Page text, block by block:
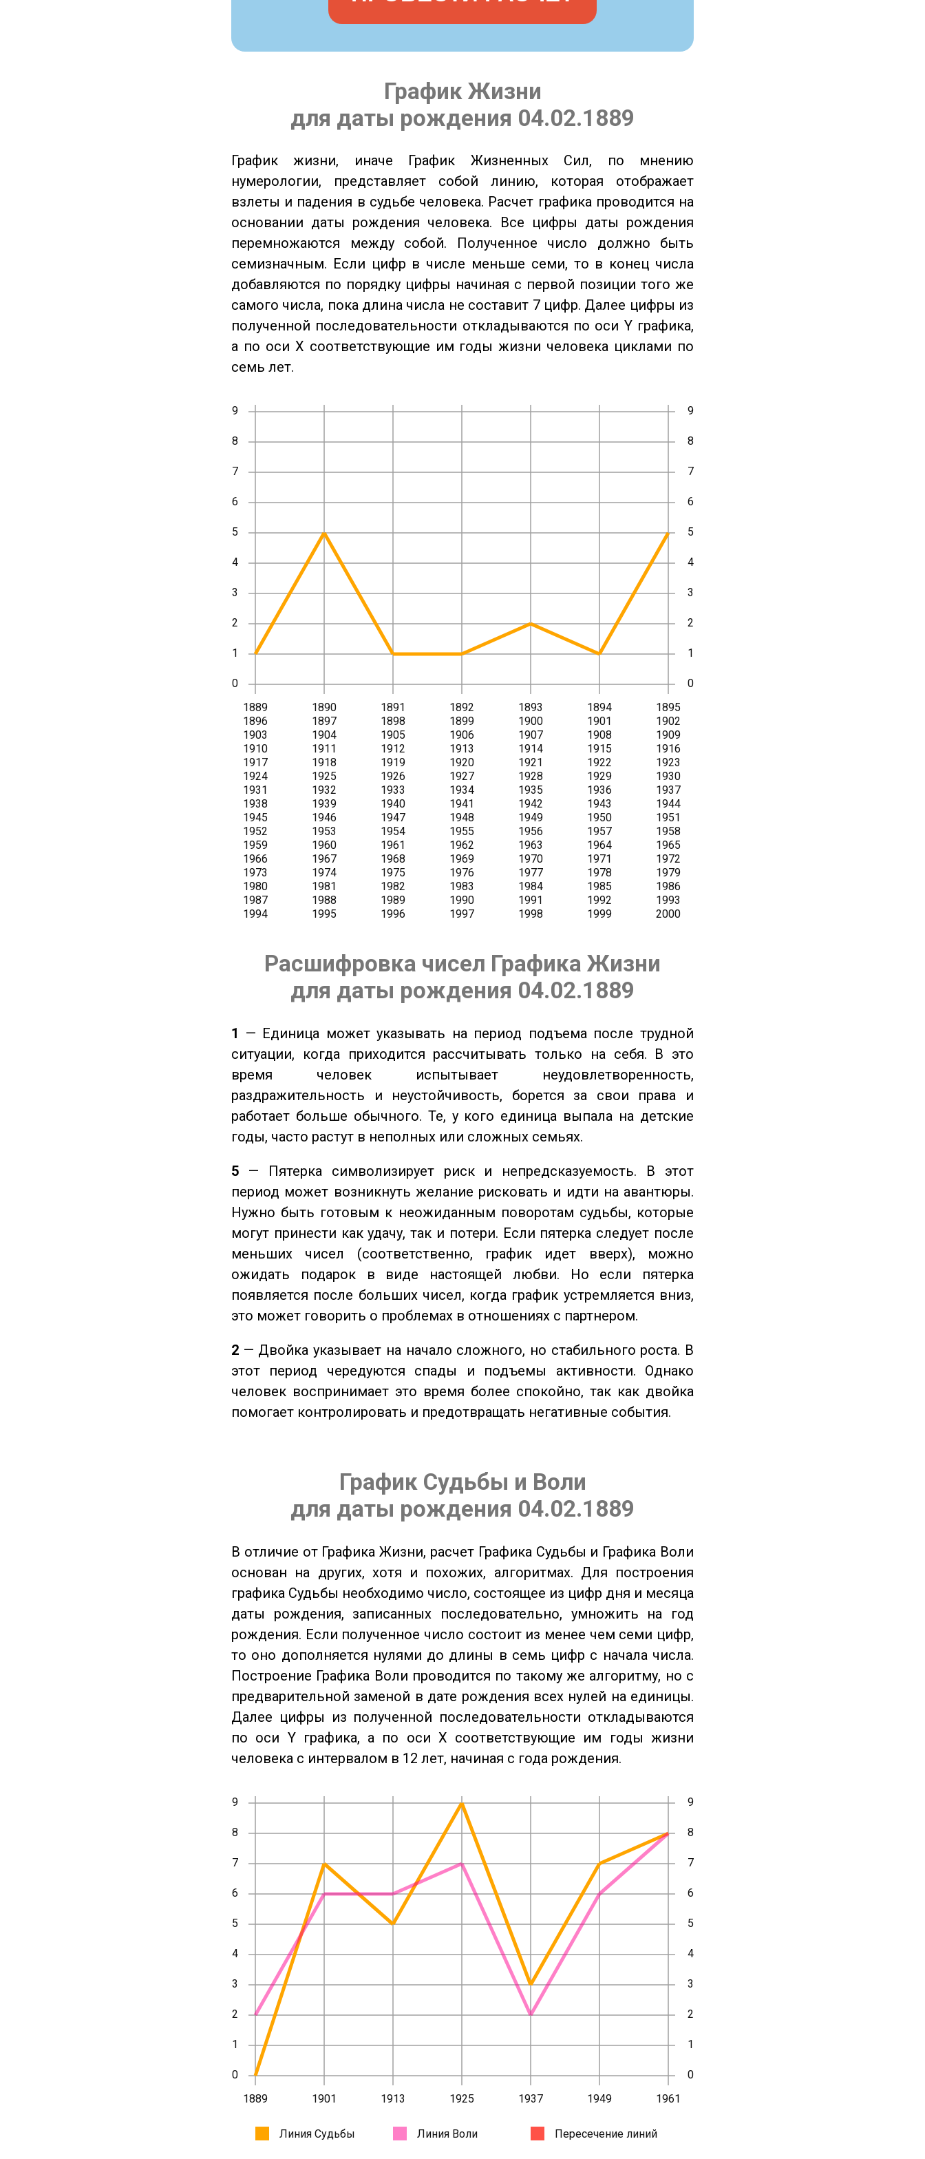
График Жизни
для даты рождения 04.02.1889
График жизни, иначе График Жизненных Сил, по мнению
нумерологии, представляет собой линию, которая отображает
взлеты и падения в судьбе человека. Расчет графика проводится на
основании даты рождения человека. Все цифры даты рождения
перемножаются между собой. Полученное число должно быть
семизначным. Если цифр в числе меньше семи, то в конец числа
добавляются по порядку цифры начиная с первой позиции того же
самого числа, пока длина числа не составит 7 цифр. Далее цифры из
полученной последовательности откладываются по оси Y графика,
а по оси X соответствующие им годы жизни человека циклами по
семь лет.
Расшифровка чисел Графика Жизни
для даты рождения 04.02.1889
1 — Единица может указывать на период подъема после трудной
ситуации, когда приходится рассчитывать только на себя. В это
время человек испытывает неудовлетворенность,
раздражительность и неустойчивость, борется за свои права и
работает больше обычного. Те, у кого единица выпала на детские
годы, часто растут в неполных или сложных семьях.
5 — Пятерка символизирует риск и непредсказуемость. В этот
период может возникнуть желание рисковать и идти на авантюры.
Нужно быть готовым к неожиданным поворотам судьбы, которые
могут принести как удачу, так и потери. Если пятерка следует после
меньших чисел (соответственно, график идет вверх), можно
ожидать подарок в виде настоящей любви. Но если пятерка
появляется после больших чисел, когда график устремляется вниз,
это может говорить о проблемах в отношениях с партнером.
2 — Двойка указывает на начало сложного, но стабильного роста. В
этот период чередуются спады и подъемы активности. Однако
человек воспринимает это время более спокойно, так как двойка
помогает контролировать и предотвращать негативные события.
График Судьбы и Воли
для даты рождения 04.02.1889
В отличие от Графика Жизни, расчет Графика Судьбы и Графика Воли
основан на других, хотя и похожих, алгоритмах. Для построения
графика Судьбы необходимо число, состоящее из цифр дня и месяца
даты рождения, записанных последовательно, умножить на год
рождения. Если полученное число состоит из менее чем семи цифр,
то оно дополняется нулями до длины в семь цифр с начала числа.
Построение Графика Воли проводится по такому же алгоритму, но с
предварительной заменой в дате рождения всех нулей на единицы.
Далее цифры из полученной последовательности откладываются
по оси Y графика, а по оси X соответствующие им годы жизни
человека с интервалом в 12 лет, начиная с года рождения.